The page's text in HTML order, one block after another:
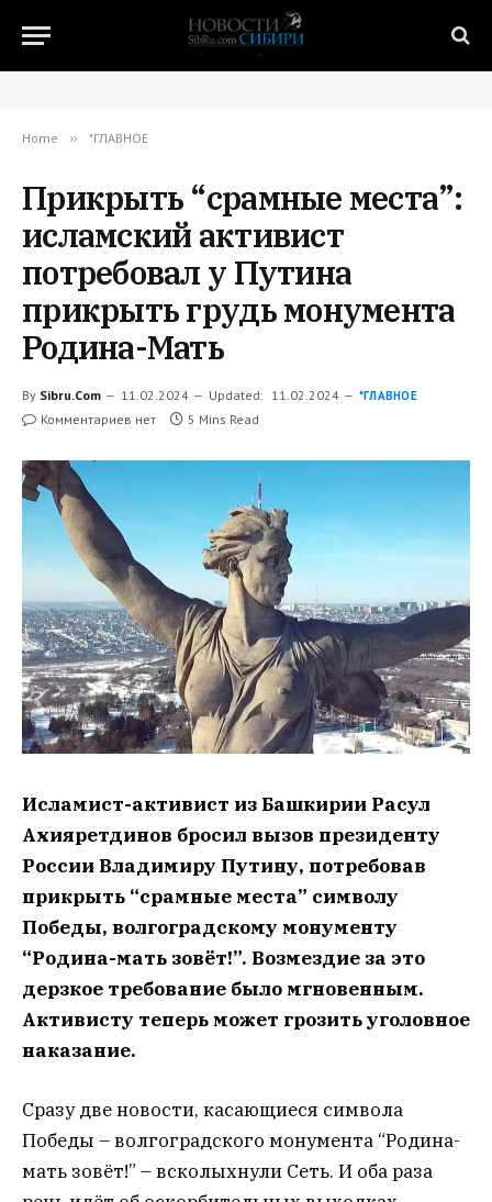
Home » *ГЛАВНОЕ
Прикрыть “срамные места”:
исламский активист
потребовал у Путина
прикрыть грудь монумента
Родина-Мать
By Sibru.Com 11.02.2024 Updated: 11.02.2024 *ГЛАВНОЕ
Комментариев нет 5 Mins Read
Исламист-активист из Башкирии Расул
Ахияретдинов бросил вызов президенту
России Владимиру Путину, потребовав
прикрыть “срамные места” символу
Победы, волгоградскому монументу
“Родина-мать зовёт!”. Возмездие за это
дерзкое требование было мгновенным.
Активисту теперь может грозить уголовное
наказание.
Сразу две новости, касающиеся символа
Победы – волгоградского монумента “Родина-
мать зовёт!” – всколыхнули Сеть. И оба раза